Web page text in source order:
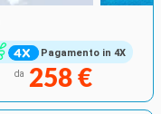
Pagamento in 4X
da 258 €